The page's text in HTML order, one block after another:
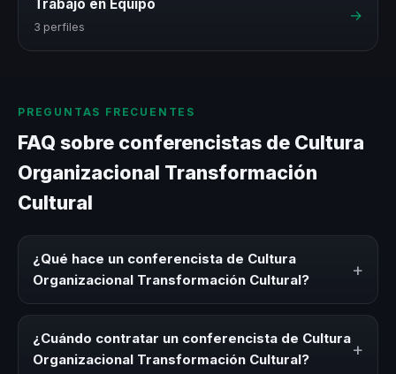
Trabajo en Equipo
3 perfiles
→
PREGUNTAS FRECUENTES
FAQ sobre conferencistas de Cultura
Organizacional Transformación
Cultural
¿Qué hace un conferencista de Cultura
Organizacional Transformación Cultural?
+
Transformación Cultural es un experto que comparte
conocimiento, estrategias y experiencias sobre este tema
en eventos corporativos, convenciones y seminarios. Su
¿Cuándo contratar un conferencista de Cultura
Organizacional Transformación Cultural?
+